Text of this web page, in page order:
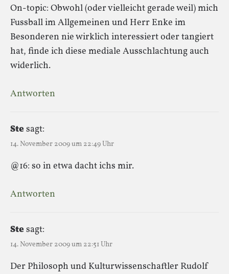
On-topic: Obwohl (oder vielleicht gerade weil) mich
Fussball im Allgemeinen und Herr Enke im
Besonderen nie wirklich interessiert oder tangiert
hat, finde ich diese mediale Ausschlachtung auch
widerlich.
Antworten
Stesagt:
14. November 2009 um 22:49 Uhr
@16: so in etwa dacht ichs mir.
Antworten
Stesagt:
14. November 2009 um 22:51 Uhr
Der Philosoph und Kulturwissenschaftler Rudolf